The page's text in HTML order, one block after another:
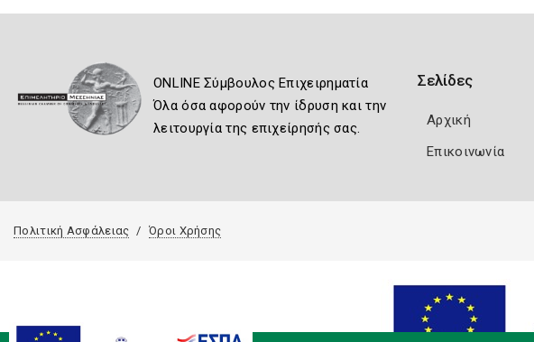
ONLINE Σύμβουλος Επιχειρηματία
Όλα όσα αφορούν την ίδρυση και την
λειτουργία της επιχείρησής σας.
Σελίδες
Αρχική
Επικοινωνία
Πολιτική Ασφάλειας Όροι Χρήσης